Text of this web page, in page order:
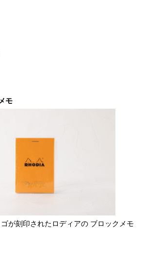
モ
が刻印されたロディアの ブロックメモ